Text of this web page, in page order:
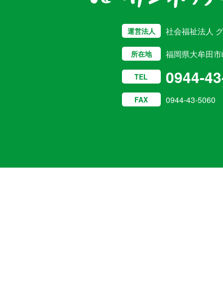
運営法人 社会福祉法人
所在地 福岡県大牟田
TEL 0944-
FAX 0944-43-5060